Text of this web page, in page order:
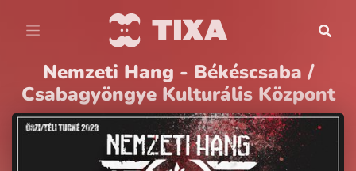
Nemzeti Hang - Békéscsaba /
Csabagyöngye Kulturális Központ